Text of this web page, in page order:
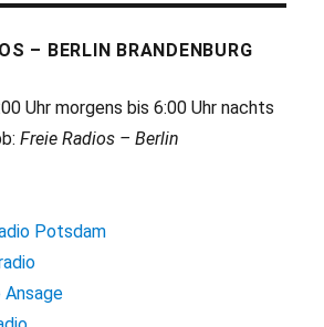
– BERLIN BRANDENBURG
Uhr morgens bis 6:00 Uhr nachts
Freie Radios – Berlin
Potsdam
Ansage